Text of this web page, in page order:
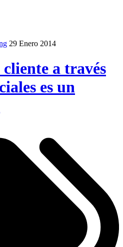
29 Enero 2014
a través
es un